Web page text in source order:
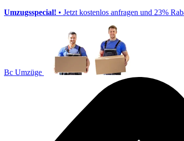
Umzugsspecial! • Jetzt kostenlos anfragen und 23%
Bc Umzüge